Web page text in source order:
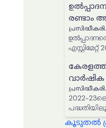
രണ്ടാം
എസ്റ്റിമേറ്റ്
2022-
കൂടുതൽ